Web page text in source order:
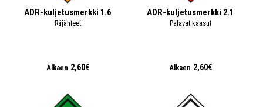
ADR-kuljetusmerkki 1.6
Räjähteet
Alkaen 2,60€
ADR-kuljetusmerkki 2.1
Palavat kaasut
Alkaen 2,60€